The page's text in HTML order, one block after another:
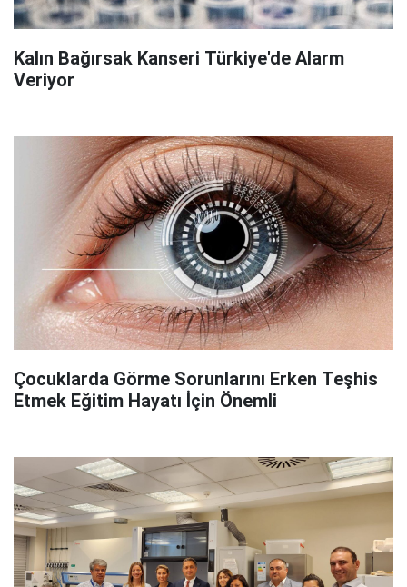
Kalın Bağırsak Kanseri Türkiye'de Alarm
Veriyor
Çocuklarda Görme Sorunlarını Erken Teşhis
Etmek Eğitim Hayatı İçin Önemli